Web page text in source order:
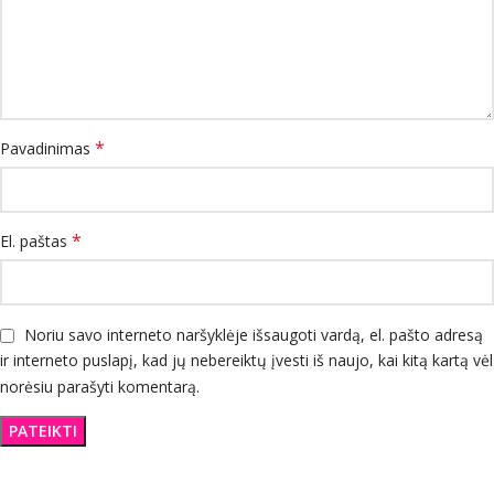
Pavadinimas *
El. paštas *
Noriu savo interneto naršyklėje išsaugoti vardą, el. pašto adresą
ir interneto puslapį, kad jų nebereiktų įvesti iš naujo, kai kitą kartą vėl
norėsiu parašyti komentarą.